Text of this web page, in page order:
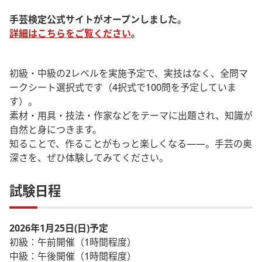
手芸検定公式サイトがオープンしました。
詳細はこちらをご覧ください。
初級・中級の2レベルを実施予定で、実技はなく、全問マ
ークシート選択式です（4択式で100問を予定していま
す）。
素材・用具・技法・作家などをテーマに出題され、知識が
自然と身につきます。
知ることで、作ることがもっと楽しくなる――。手芸の奥
深さを、ぜひ体験してみてください。
試験日程
2026年1月25日(日)予定
初級：午前開催（1時間程度）
中級：午後開催（1時間程度）